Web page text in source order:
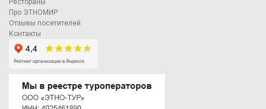
Рестораны
Про ЭТНОМИР
Отзывы посетителей
Контакты